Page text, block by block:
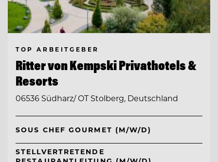
TOP ARBEITGEBER
Ritter von Kempski Privathotels &
Resorts
06536 Südharz/ OT Stolberg, Deutschland
SOUS CHEF GOURMET (M/W/D)
STELLVERTRETENDE